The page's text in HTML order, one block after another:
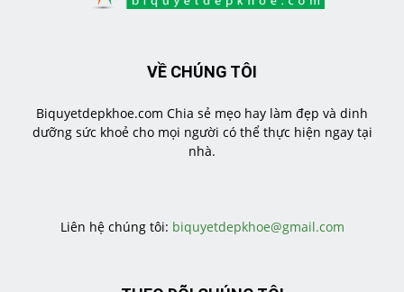
VỀ CHÚNG TÔI
Biquyetdepkhoe.com Chia sẻ mẹo hay làm đẹp và dinh
dưỡng sức khoẻ cho mọi người có thể thực hiện ngay tại
nhà.
Liên hệ chúng tôi: biquyetdepkhoe@gmail.com